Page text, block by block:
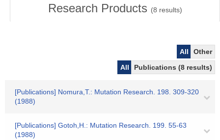
Research Products (8 results)
All
Other
All
Publications (8 results)
[Publications] Nomura,T.: Mutation Research. 198. 309-320
(1988)
[Publications] Gotoh,H.: Mutation Research. 199. 55-63
(1988)